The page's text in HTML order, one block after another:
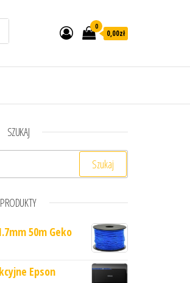
0
0,00zł
SZUKAJ
PRODUKTY
50m Geko
Epson